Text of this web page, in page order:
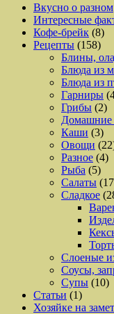
Вкусно о разном
Интересные
Кофе-брейк (8)
Рецепты (158)
Блины,
Блюда из
Блюда из
Гарниры
Грибы (2)
Домашние
Каши (3)
Овощи
Разное (4)
Рыба (5)
Салаты
Сладкое
Слоеные
Соусы,
Супы (10)
Статьи (1)
Хозяйке на